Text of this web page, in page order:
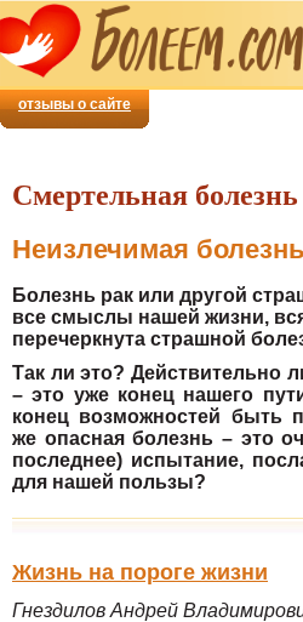
Наш
проект
приглашает
добровольцев
для
тем,
болеет.
отзывы о сайте
Смертельная болезнь
Неизлечимая
Болезнь рак или другой
все смыслы нашей жизни,
перечеркнута страшной
Так ли это? Действительно
– это уже конец нашего
конец возможностей быть
же опасная болезнь – это
последнее) испытание,
для нашей пользы?
Жизнь на пороге жизни
Гнездилов Андрей